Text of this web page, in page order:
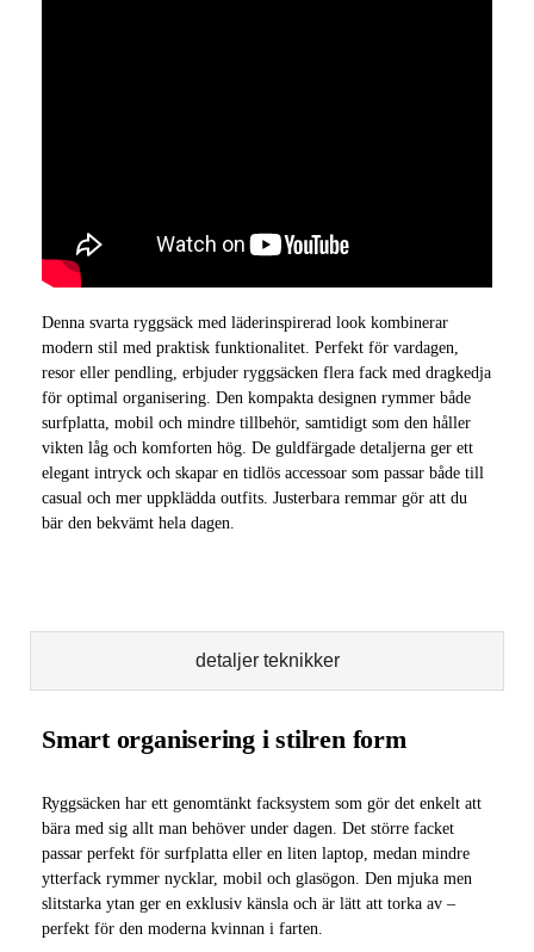
detaljer teknikker
Denna svarta ryggsäck med läderinspirerad look kombinerar
modern stil med praktisk funktionalitet. Perfekt för vardagen,
resor eller pendling, erbjuder ryggsäcken flera fack med dragkedja
för optimal organisering. Den kompakta designen rymmer både
surfplatta, mobil och mindre tillbehör, samtidigt som den håller
vikten låg och komforten hög. De guldfärgade detaljerna ger ett
elegant intryck och skapar en tidlös accessoar som passar både till
casual och mer uppklädda outfits. Justerbara remmar gör att du
bär den bekvämt hela dagen.
Smart organisering i stilren form
Ryggsäcken har ett genomtänkt facksystem som gör det enkelt att
bära med sig allt man behöver under dagen. Det större facket
passar perfekt för surfplatta eller en liten laptop, medan mindre
ytterfack rymmer nycklar, mobil och glasögon. Den mjuka men
slitstarka ytan ger en exklusiv känsla och är lätt att torka av –
perfekt för den moderna kvinnan i farten.